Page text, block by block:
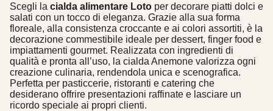
Scegli la cialda alimentare Loto per decorare piatti dolci e
salati con un tocco di eleganza. Grazie alla sua forma
floreale, alla consistenza croccante e ai colori assortiti, è la
decorazione commestibile ideale per dessert, finger food e
impiattamenti gourmet. Realizzata con ingredienti di
qualità e pronta all’uso, la cialda Anemone valorizza ogni
creazione culinaria, rendendola unica e scenografica.
Perfetta per pasticcerie, ristoranti e catering che
desiderano offrire presentazioni raffinate e lasciare un
ricordo speciale ai propri clienti.